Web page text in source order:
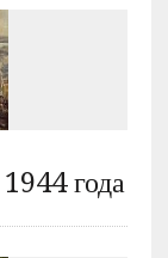
года